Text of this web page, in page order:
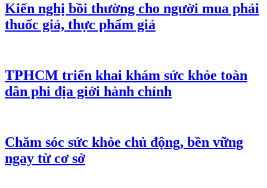
Kiến nghị bồi thường cho người mua phải
thuốc giả, thực phẩm giả
TPHCM triển khai khám sức khỏe toàn
dân phi địa giới hành chính
Chăm sóc sức khỏe chủ động, bền vững
ngay từ cơ sở